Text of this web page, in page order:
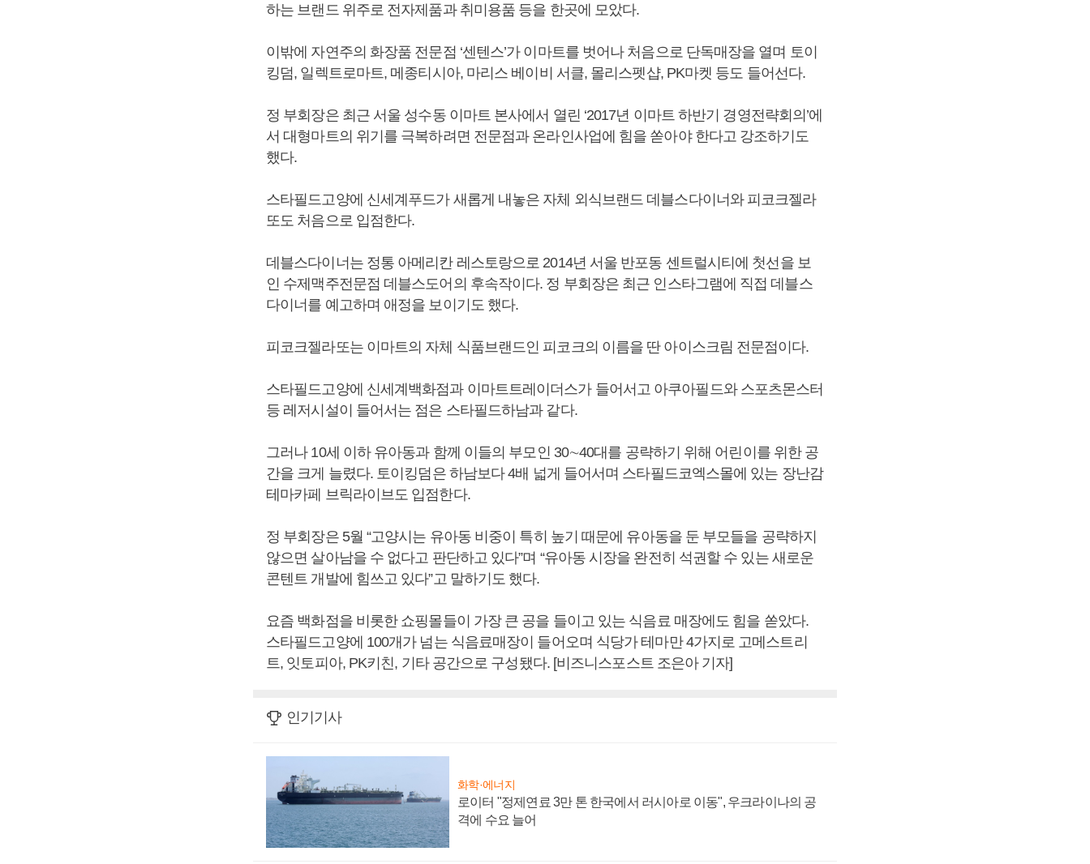
하는 브랜드 위주로 전자제품과 취미용품 등을 한곳에 모았다.
이밖에 자연주의 화장품 전문점 ‘센텐스’가 이마트를 벗어나 처음으로 단독매장을 열며 토이
킹덤, 일렉트로마트, 메종티시아, 마리스 베이비 서클, 몰리스펫샵, PK마켓 등도 들어선다.
정 부회장은 최근 서울 성수동 이마트 본사에서 열린 ‘2017년 이마트 하반기 경영전략회의’에
서 대형마트의 위기를 극복하려면 전문점과 온라인사업에 힘을 쏟아야 한다고 강조하기도
했다.
스타필드고양에 신세계푸드가 새롭게 내놓은 자체 외식브랜드 데블스다이너와 피코크젤라
또도 처음으로 입점한다.
데블스다이너는 정통 아메리칸 레스토랑으로 2014년 서울 반포동 센트럴시티에 첫선을 보
인 수제맥주전문점 데블스도어의 후속작이다. 정 부회장은 최근 인스타그램에 직접 데블스
다이너를 예고하며 애정을 보이기도 했다.
피코크젤라또는 이마트의 자체 식품브랜드인 피코크의 이름을 딴 아이스크림 전문점이다.
스타필드고양에 신세계백화점과 이마트트레이더스가 들어서고 아쿠아필드와 스포츠몬스터
등 레저시설이 들어서는 점은 스타필드하남과 같다.
그러나 10세 이하 유아동과 함께 이들의 부모인 30∼40대를 공략하기 위해 어린이를 위한 공
간을 크게 늘렸다. 토이킹덤은 하남보다 4배 넓게 들어서며 스타필드코엑스몰에 있는 장난감
테마카페 브릭라이브도 입점한다.
정 부회장은 5월 “고양시는 유아동 비중이 특히 높기 때문에 유아동을 둔 부모들을 공략하지
않으면 살아남을 수 없다고 판단하고 있다”며 “유아동 시장을 완전히 석권할 수 있는 새로운
콘텐트 개발에 힘쓰고 있다”고 말하기도 했다.
요즘 백화점을 비롯한 쇼핑몰들이 가장 큰 공을 들이고 있는 식음료 매장에도 힘을 쏟았다.
스타필드고양에 100개가 넘는 식음료매장이 들어오며 식당가 테마만 4가지로 고메스트리
트, 잇토피아, PK키친, 기타 공간으로 구성됐다. [비즈니스포스트 조은아 기자]
인기기사
화학·에너지
로이터 "정제연료 3만 톤 한국에서 러시아로 이동", 우크라이나의 공
격에 수요 늘어